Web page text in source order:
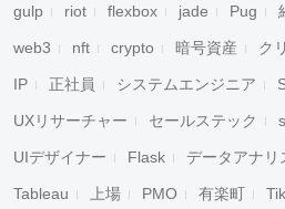
gulp riot flexbox jade Pug
web3 nft crypto 暗号資産 ク
IP 正社員 システムエンジニア
UXリサーチャー セールステック
UIデザイナー Flask データアナリ
Tableau 上場 PMO 有楽町